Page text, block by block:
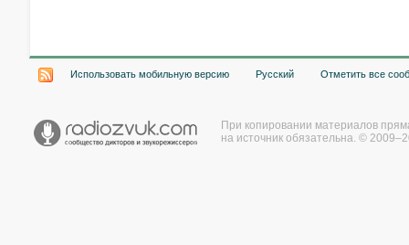
Использовать мобильную версию Русский Отметить все
При копировании материалов
на источник обязательна. ©